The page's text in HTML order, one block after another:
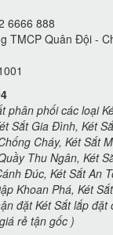
6666 888
TMCP Quân Đội -
phân phối các loại
Sắt Gia Đình, Két
Cháy, Két Sắt
Thu Ngân, Két
Đúc, Két Sắt An
Khoan Phá, Két
đặt Két Sắt lắp đặt
rẻ tận gốc )